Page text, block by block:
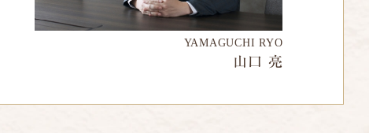
YAMAGUCHI RYO
山口 亮